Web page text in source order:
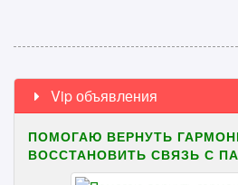
Vip объявления
ПОМОГАЮ ВЕРНУТЬ
ВОССТАНОВИТЬ СВЯЗЬ С